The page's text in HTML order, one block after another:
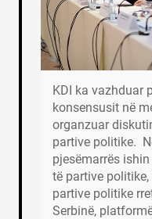
KDI ka vazhduar
konsensusit në
organzuar
partive politike.
pjesëmarrës
të partive
partive politike
Serbinë,